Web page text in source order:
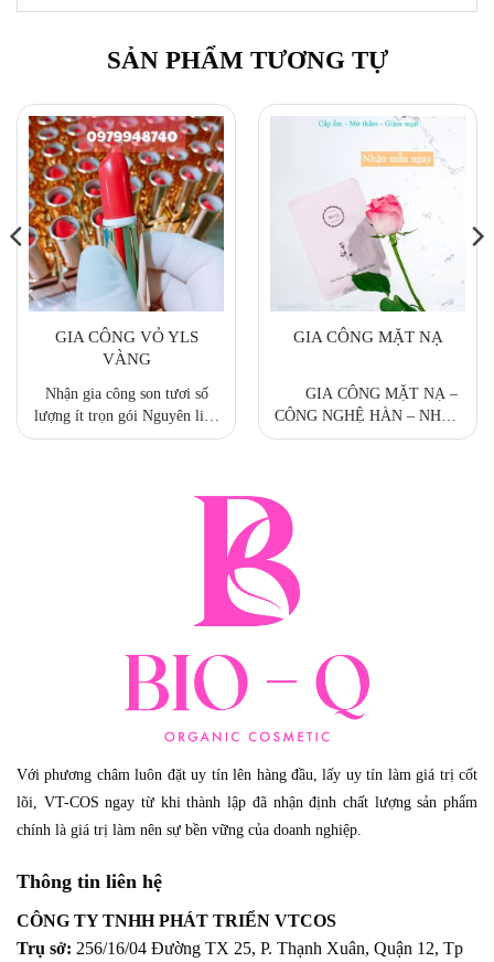
SẢN PHẨM TƯƠNG TỰ
GIA CÔNG VỎ YLS
VÀNG
Nhận gia công son tươi số
lượng ít trọn gói Nguyên liệu
chuẩn, nhập khẩu từ nguyên
lợi nhuận cao: Giá ruột từ 1x-
GIA CÔNG MẶT NẠ
GIA CÔNG MẶT NẠ –
CÔNG NGHỆ HÀN – NHẬT
Thị trường mỹ phẩm vô cùng
dưỡng da, sữa dưỡng da, kem
chống nắng, tẩy da chết,… đều
có công dụng bảo vệ da, chăm
Với phương châm luôn đặt uy tín lên hàng đầu, lấy uy tín làm giá trị cốt
lõi, VT-COS ngay từ khi thành lập đã nhận định chất lượng sản phẩm
chính là giá trị làm nên sự bền vững của doanh nghiệp.
Thông tin liên hệ
CÔNG TY TNHH PHÁT TRIỂN VTCOS
Trụ sở: 256/16/04 Đường TX 25, P. Thạnh Xuân, Quận 12, Tp